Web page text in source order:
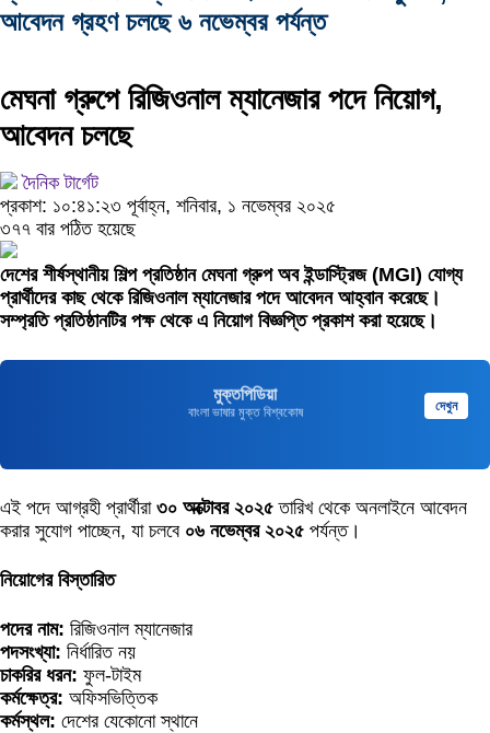
আবেদন গ্রহণ চলছে ৬ নভেম্বর পর্যন্ত
মেঘনা গ্রুপে রিজিওনাল ম্যানেজার পদে নিয়োগ,
আবেদন চলছে
দৈনিক টার্গেট
প্রকাশ: ১০:৪১:২৩ পূর্বাহ্ন, শনিবার, ১ নভেম্বর ২০২৫
৩৭৭ বার পঠিত হয়েছে
দেশের শীর্ষস্থানীয় শিল্প প্রতিষ্ঠান মেঘনা গ্রুপ অব ইন্ডাস্ট্রিজ (MGI) যোগ্য
প্রার্থীদের কাছ থেকে রিজিওনাল ম্যানেজার পদে আবেদন আহ্বান করেছে।
সম্প্রতি প্রতিষ্ঠানটির পক্ষ থেকে এ নিয়োগ বিজ্ঞপ্তি প্রকাশ করা হয়েছে।
মুক্তপিডিয়া
বাংলা ভাষার মুক্ত বিশ্বকোষ দেখুন
এই পদে আগ্রহী প্রার্থীরা ৩০ অক্টোবর ২০২৫ তারিখ থেকে অনলাইনে আবেদন
করার সুযোগ পাচ্ছেন, যা চলবে ০৬ নভেম্বর ২০২৫ পর্যন্ত।
নিয়োগের বিস্তারিত
পদের নাম: রিজিওনাল ম্যানেজার
পদসংখ্যা: নির্ধারিত নয়
চাকরির ধরন: ফুল-টাইম
কর্মক্ষেত্র: অফিসভিত্তিক
কর্মস্থল: দেশের যেকোনো স্থানে